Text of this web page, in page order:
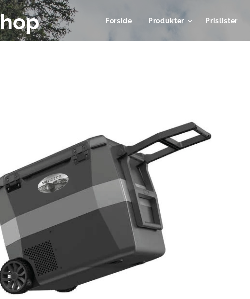
Forside Produkter Prislister